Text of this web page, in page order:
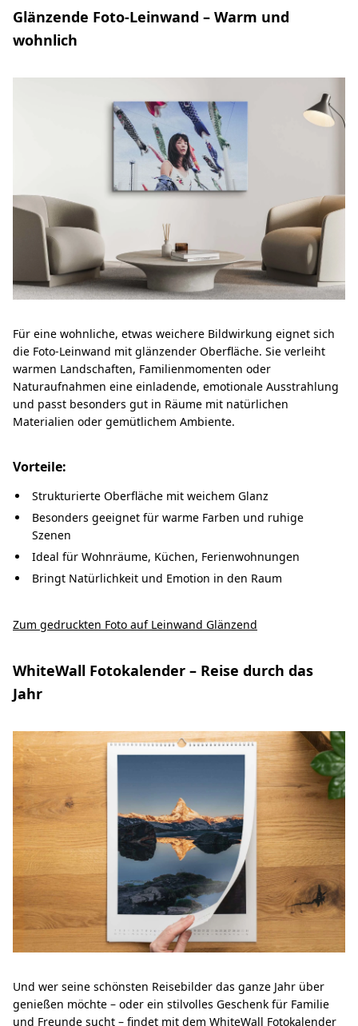
Glänzende Foto-Leinwand – Warm und
wohnlich
Für eine wohnliche, etwas weichere Bildwirkung eignet sich
die Foto-Leinwand mit glänzender Oberfläche. Sie verleiht
warmen Landschaften, Familienmomenten oder
Naturaufnahmen eine einladende, emotionale Ausstrahlung
und passt besonders gut in Räume mit natürlichen
Materialien oder gemütlichem Ambiente.
Vorteile:
Strukturierte Oberfläche mit weichem Glanz
Besonders geeignet für warme Farben und ruhige
Szenen
Ideal für Wohnräume, Küchen, Ferienwohnungen
Bringt Natürlichkeit und Emotion in den Raum
Zum gedruckten Foto auf Leinwand Glänzend
WhiteWall Fotokalender – Reise durch das
Jahr
Und wer seine schönsten Reisebilder das ganze Jahr über
genießen möchte – oder ein stilvolles Geschenk für Familie
und Freunde sucht – findet mit dem WhiteWall Fotokalender